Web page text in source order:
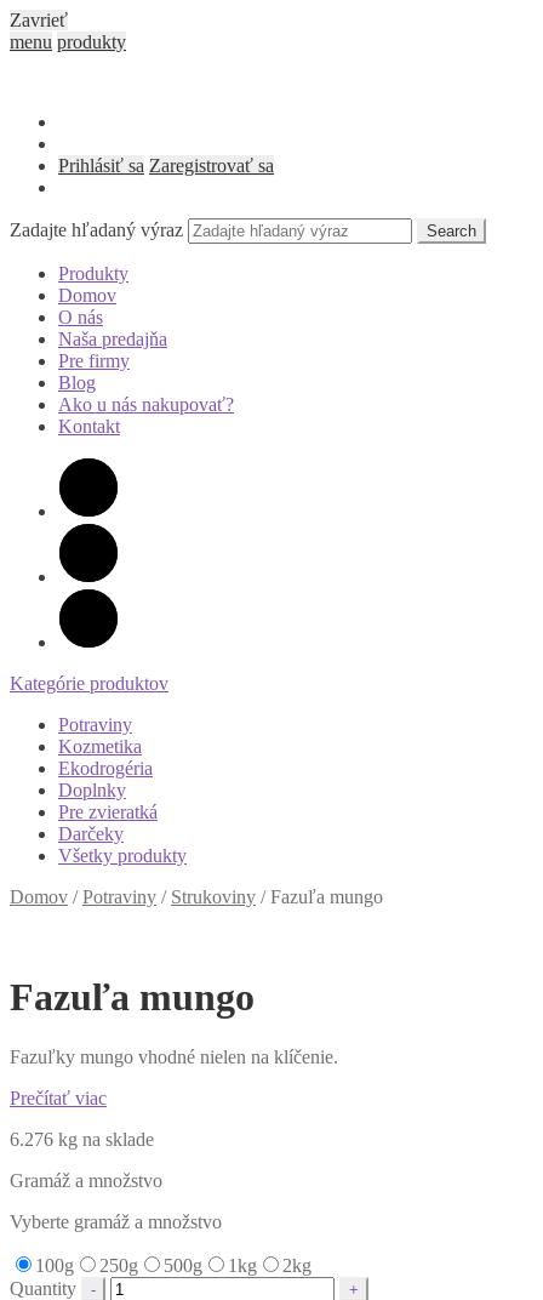
Zavrieť
menu produkty
Prihlásiť sa Zaregistrovať sa
Zadajte hľadaný výraz Search
Produkty
Domov
O nás
Naša predajňa
Pre firmy
Blog
Ako u nás nakupovať?
Kontakt
Kategórie produktov
Potraviny
Kozmetika
Ekodrogéria
Doplnky
Pre zvieratká
Darčeky
Všetky produkty
Domov /Potraviny / Strukoviny /Fazuľa mungo
Fazuľa mungo
Fazuľky mungo vhodné nielen na klíčenie.
Prečítať viac
6.276 kg na sklade
Gramáž a množstvo
Vyberte gramáž a množstvo
100g 250g 500g 1kg
2kg
Quantity